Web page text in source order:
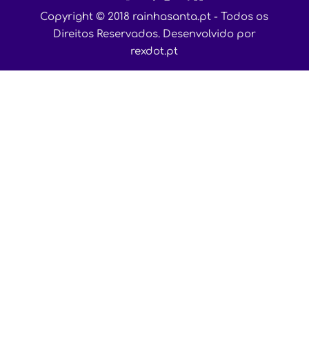
Copyright © 2018 rainhasanta.pt - Todos os
Direitos Reservados. Desenvolvido por
rexdot.pt